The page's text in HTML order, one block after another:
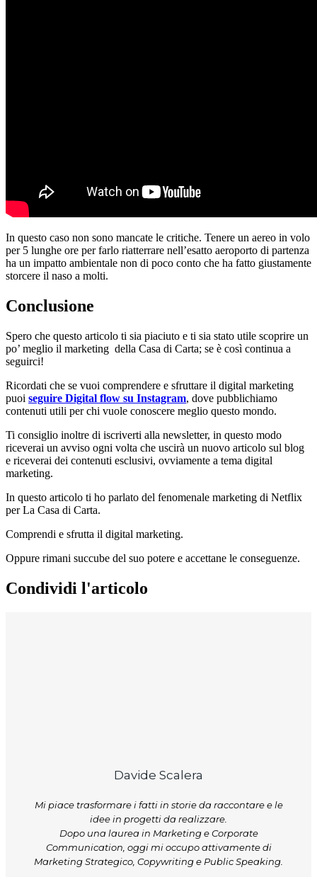
In questo caso non sono mancate le critiche. Tenere un aereo in volo
per 5 lunghe ore per farlo riatterrare nell’esatto aeroporto di partenza
ha un impatto ambientale non di poco conto che ha fatto giustamente
storcere il naso a molti.
Conclusione
Spero che questo articolo ti sia piaciuto e ti sia stato utile scoprire un
po’ meglio il marketing della Casa di Carta; se è così continua a
seguirci!
Ricordati che se vuoi comprendere e sfruttare il digital marketing
puoi seguire Digital flow su Instagram, dove pubblichiamo
contenuti utili per chi vuole conoscere meglio questo mondo.
Ti consiglio inoltre di iscriverti alla newsletter, in questo modo
riceverai un avviso ogni volta che uscirà un nuovo articolo sul blog
e riceverai dei contenuti esclusivi, ovviamente a tema digital
marketing.
In questo articolo ti ho parlato del fenomenale marketing di Netflix
per La Casa di Carta.
Comprendi e sfrutta il digital marketing.
Oppure rimani succube del suo potere e accettane le conseguenze.
Condividi l'articolo
Davide Scalera
Mi piace trasformare i fatti in storie da raccontare e le
idee in progetti da realizzare.
Dopo una laurea in Marketing e Corporate
Communication, oggi mi occupo attivamente di
Marketing Strategico, Copywriting e Public Speaking.